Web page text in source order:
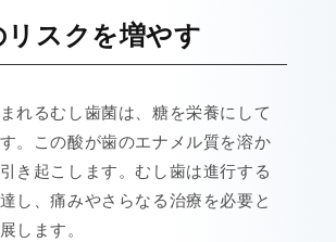
リスクを増やす
れるむし歯菌は、糖を栄養にして
。この酸が歯のエナメル質を溶か
き起こします。むし歯は進行する
し、痛みやさらなる治療を必要と
します。